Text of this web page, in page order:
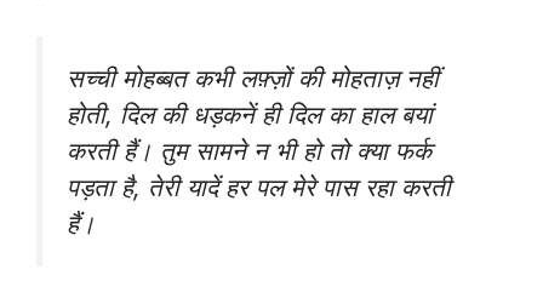
सच्ची मोहब्बत कभी लफ़्ज़ों की मोहताज़ नहीं
होती, दिल की धड़कनें ही दिल का हाल बयां
करती हैं। तुम सामने न भी हो तो क्या फर्क
पड़ता है, तेरी यादें हर पल मेरे पास रहा करती
हैं।